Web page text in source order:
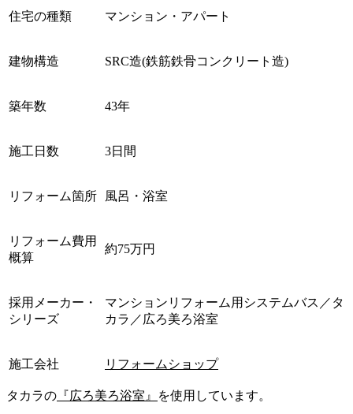
住宅の種類 マンション・アパート
建物構造 SRC造(鉄筋鉄骨コンクリート造)
築年数 43年
施工日数 3日間
リフォーム箇所 風呂・浴室
リフォーム費用
概算
約75万円
採用メーカー・
シリーズ
マンションリフォーム用システムバス／タ
カラ／広ろ美ろ浴室
施工会社 リフォームショップ
タカラの 『広ろ美ろ浴室』 を使用しています。